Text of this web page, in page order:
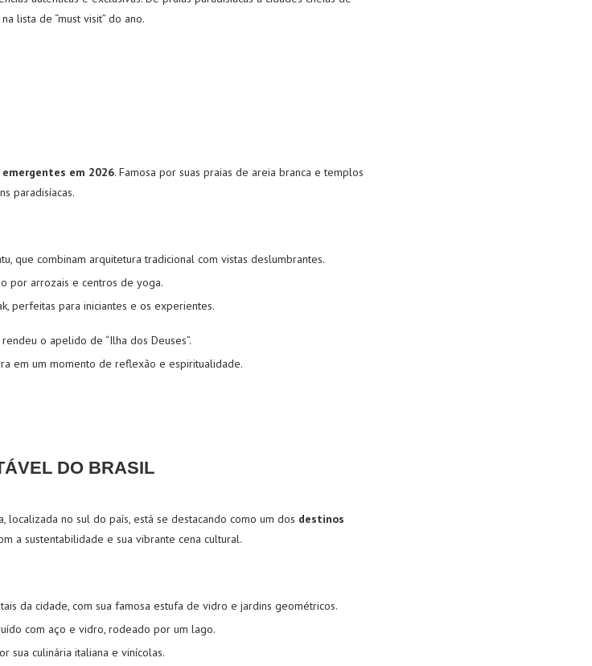
lista de “must visit” do ano.
em 2026. Famosa por suas praias de areia branca e templos
paradisíacas.
que combinam arquitetura tradicional com vistas deslumbrantes.
por arrozais e centros de yoga.
perfeitas para iniciantes e os experientes.
o apelido de “Ilha dos Deuses”.
em um momento de reflexão e espiritualidade.
DO BRASIL
localizada no sul do país, está se destacando como um dos destinos
a sustentabilidade e sua vibrante cena cultural.
da cidade, com sua famosa estufa de vidro e jardins geométricos.
com aço e vidro, rodeado por um lago.
sua culinária italiana e vinícolas.